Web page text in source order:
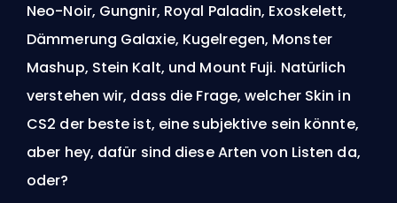
Neo-Noir, Gungnir, Royal Paladin, Exoskelett,
Dämmerung Galaxie, Kugelregen, Monster
Mashup, Stein Kalt, und Mount Fuji. Natürlich
verstehen wir, dass die Frage, welcher Skin in
CS2 der beste ist, eine subjektive sein könnte,
aber hey, dafür sind diese Arten von Listen da,
oder?